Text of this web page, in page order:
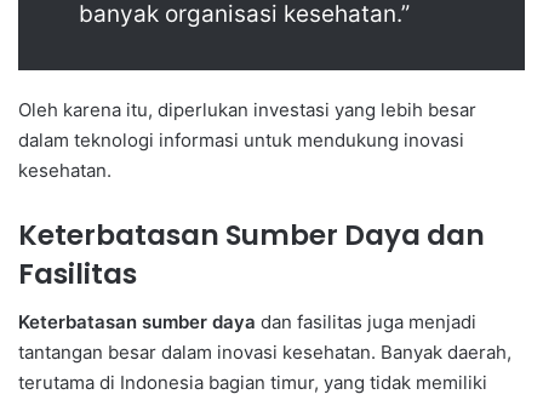
banyak organisasi kesehatan.”
Oleh karena itu, diperlukan investasi yang lebih besar
dalam teknologi informasi untuk mendukung inovasi
kesehatan.
Keterbatasan Sumber Daya dan
Fasilitas
Keterbatasan sumber daya dan fasilitas juga menjadi
tantangan besar dalam inovasi kesehatan. Banyak daerah,
terutama di Indonesia bagian timur, yang tidak memiliki